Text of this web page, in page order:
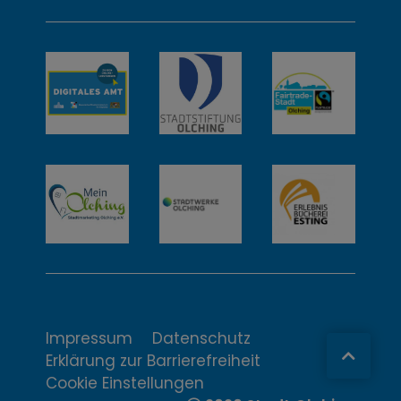
w
e
i
t
e
r
e
I
t
e
Impressum
Datenschutz
Erklärung zur Barrierefreiheit
Cookie Einstellungen